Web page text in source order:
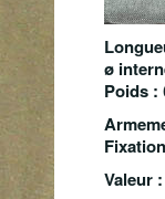
ø
Poids :
Valeur :